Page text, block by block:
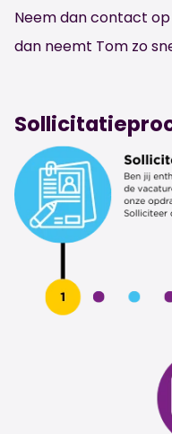
Neem dan contact
dan neemt Tom zo